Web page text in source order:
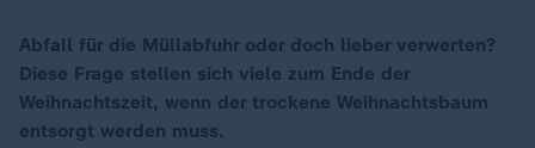
Abfall für die Müllabfuhr oder doch lieber verwerten?
Diese Frage stellen sich viele zum Ende der
Weihnachtszeit, wenn der trockene Weihnachtsbaum
entsorgt werden muss.